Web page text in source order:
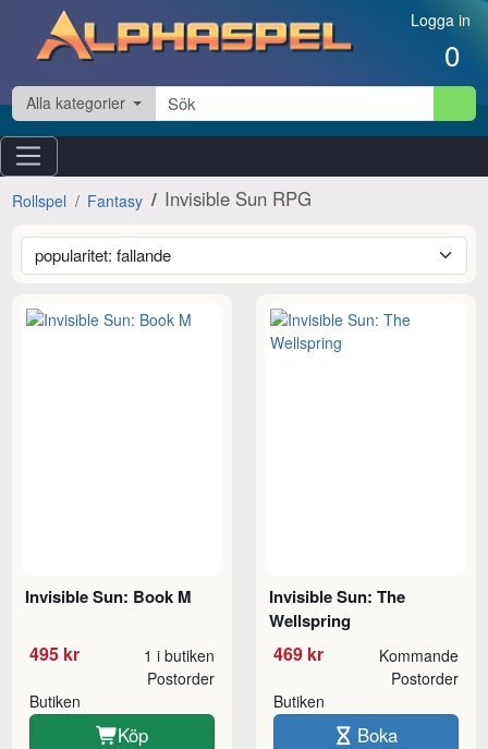
Hoppa till innehåll Logga in
0
Alla kategorier
Rollspel Fantasy Invisible Sun RPG
Invisible Sun: Book M
495 kr 1 i butiken
Butiken
Postorder
Köp
Invisible Sun: The
Wellspring
469 kr Kommande
Butiken
Postorder
Boka